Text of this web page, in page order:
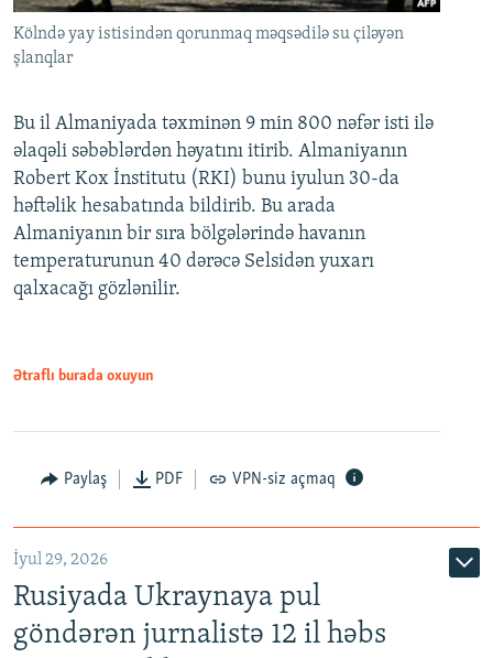
Kölndə yay istisindən qorunmaq məqsədilə su çiləyən
şlanqlar
Bu il Almaniyada təxminən 9 min 800 nəfər isti ilə
əlaqəli səbəblərdən həyatını itirib. Almaniyanın
Robert Kox İnstitutu (RKI) bunu iyulun 30-da
həftəlik hesabatında bildirib. Bu arada
Almaniyanın bir sıra bölgələrində havanın
temperaturunun 40 dərəcə Selsidən yuxarı
qalxacağı gözlənilir.
Ətraflı burada oxuyun
Paylaş PDF VPN-siz açmaq
İyul 29, 2026
Rusiyada Ukraynaya pul
göndərən jurnalistə 12 il həbs